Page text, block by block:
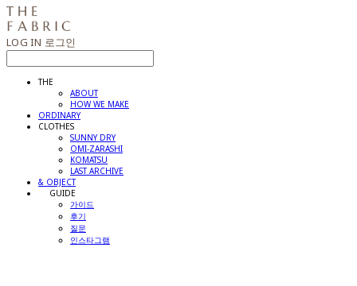
LOG IN 로그인
THE
ABOUT
HOW WE MAKE
ORDINARY
CLOTHES
SUNNY DRY
OMI-ZARASHI
KOMATSU
LAST ARCHIVE
& OBJECT
⠀⠀GUIDE
가이드
후기
질문
인스타그램